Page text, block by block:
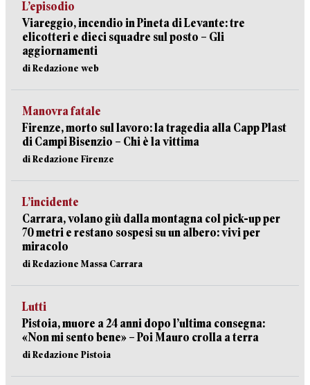
L’episodio
Viareggio, incendio in Pineta di Levante: tre
elicotteri e dieci squadre sul posto – Gli
aggiornamenti
di Redazione web
Manovra fatale
Firenze, morto sul lavoro: la tragedia alla Capp Plast
di Campi Bisenzio – Chi è la vittima
di Redazione Firenze
L’incidente
Carrara, volano giù dalla montagna col pick-up per
70 metri e restano sospesi su un albero: vivi per
miracolo
di Redazione Massa Carrara
Lutti
Pistoia, muore a 24 anni dopo l’ultima consegna:
«Non mi sento bene» – Poi Mauro crolla a terra
di Redazione Pistoia